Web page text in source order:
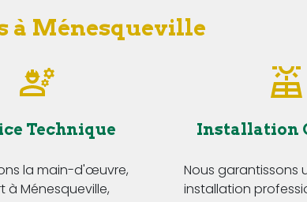
à Ménesqueville
Technique
la main-d'œuvre,
à Ménesqueville,
Installation
Nous garantissons
installation